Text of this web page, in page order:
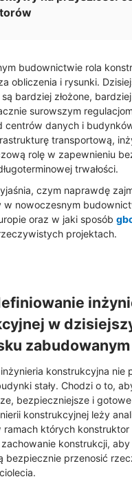
budownictwie rola
obliczenia i rysunki.
bardziej złożone,
surowszym
centrów danych i
transportową,
rolę w zapewnieniu
trwałości.
czym naprawdę
w nowoczesnym
oraz w jaki sposób
projektach.
w
zabudowanym
konstrukcyjna nie
stały. Chodzi o to,
bezpieczniejsze i
konstrukcyjnej leży
ramach których konstruktor
konstrukcji,
bezpiecznie przenosić